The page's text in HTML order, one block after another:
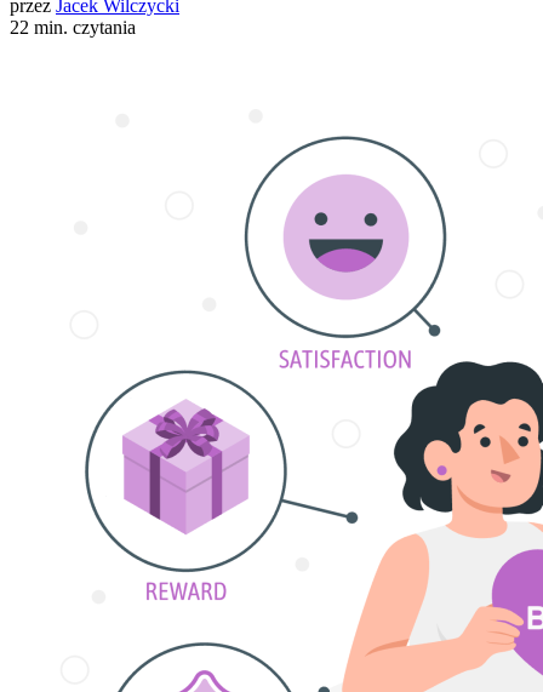
przez Jacek Wilczycki
22 min. czytania